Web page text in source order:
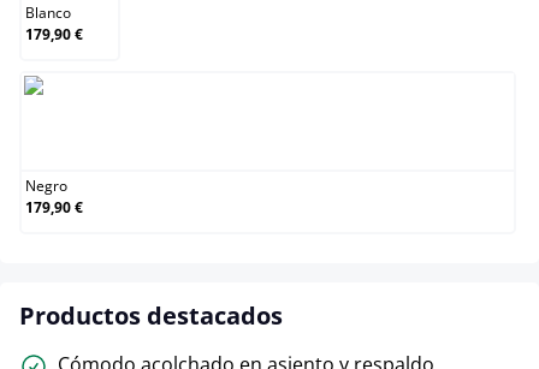
Blanco
179,90 €
Negro
179,90 €
Productos destacados